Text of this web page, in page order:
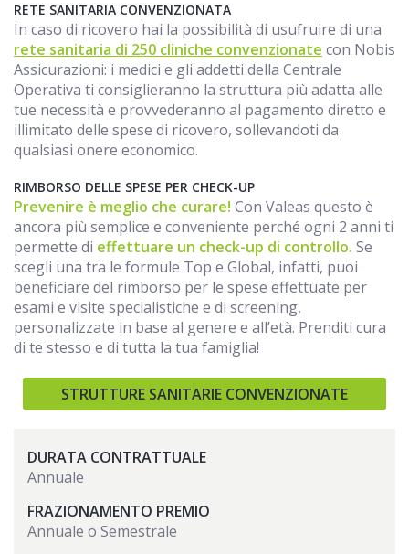
RETE SANITARIA CONVENZIONATA
In caso di ricovero hai la possibilità di usufruire di una
rete sanitaria di 250 cliniche convenzionate con Nobis
Assicurazioni: i medici e gli addetti della Centrale
Operativa ti consiglieranno la struttura più adatta alle
tue necessità e provvederanno al pagamento diretto e
illimitato delle spese di ricovero, sollevandoti da
qualsiasi onere economico.
RIMBORSO DELLE SPESE PER CHECK-UP
Prevenire è meglio che curare! Con Valeas questo è
ancora più semplice e conveniente perché ogni 2 anni ti
permette di effettuare un check-up di controllo. Se
scegli una tra le formule Top e Global, infatti, puoi
beneficiare del rimborso per le spese effettuate per
esami e visite specialistiche e di screening,
personalizzate in base al genere e all’età. Prenditi cura
di te stesso e di tutta la tua famiglia!
STRUTTURE SANITARIE CONVENZIONATE
DURATA CONTRATTUALE
Annuale
FRAZIONAMENTO PREMIO
Annuale o Semestrale